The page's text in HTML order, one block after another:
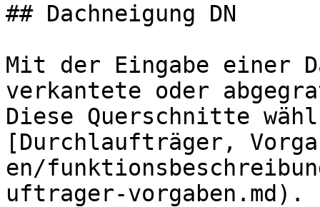
## Dachneigung DN
Mit der Eingabe einer
verkantete oder
Diese Querschnitte
[Durchlaufträger,
en/
uftrager-vorgaben.md).